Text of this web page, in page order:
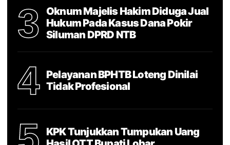
3
Oknum Majelis Hakim Diduga Jual
Hukum Pada Kasus Dana Pokir
Siluman DPRD NTB
4
Pelayanan BPHTB Loteng Dinilai
Tidak Profesional
KPK Tunjukkan Tumpukan Uang